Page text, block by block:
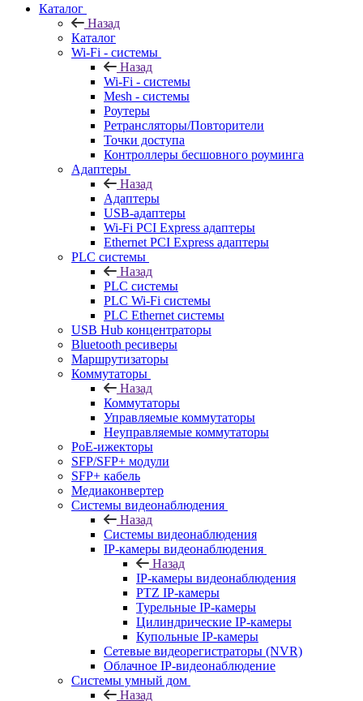
Каталог
Назад
Каталог
Wi-Fi - системы
Назад
Wi-Fi - системы
Mesh - системы
Роутеры
Ретрансляторы/Повторители
Точки доступа
Контроллеры бесшовного роуминга
Адаптеры
Назад
Адаптеры
USB-адаптеры
Wi-Fi PCI Express адаптеры
Ethernet PCI Express адаптеры
PLC системы
Назад
PLC системы
PLC Wi-Fi системы
PLC Ethernet системы
USB Hub концентраторы
Bluetooth ресиверы
Маршрутизаторы
Коммутаторы
Назад
Коммутаторы
Управляемые коммутаторы
Неуправляемые коммутаторы
PoE-ижекторы
SFP/SFP+ модули
SFP+ кабель
Медиаконвертер
Системы видеонаблюдения
Назад
Системы видеонаблюдения
IP-камеры видеонаблюдения
Назад
IP-камеры видеонаблюдения
PTZ IP-камеры
Турельные IP-камеры
Цилиндрические IP-камеры
Купольные IP-камеры
Сетевые видеорегистраторы (NVR)
Облачное IP-видеонаблюдение
Системы умный дом
Назад